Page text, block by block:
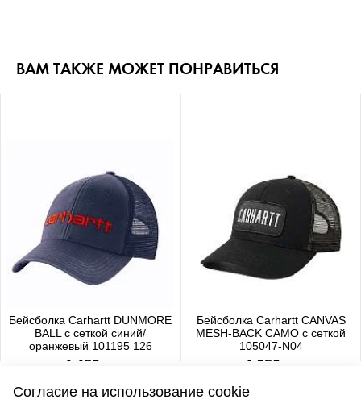
ВАМ ТАКЖЕ МОЖЕТ ПОНРАВИТЬСЯ
Бейсболка Carhartt DUNMORE
BALL с сеткой синий/
оранжевый 101195 126
4 480 р.
Бейсболка Carhartt CANVAS
MESH-BACK CAMO с сеткой
105047-N04
4 650 р.
Согласие на использование cookie